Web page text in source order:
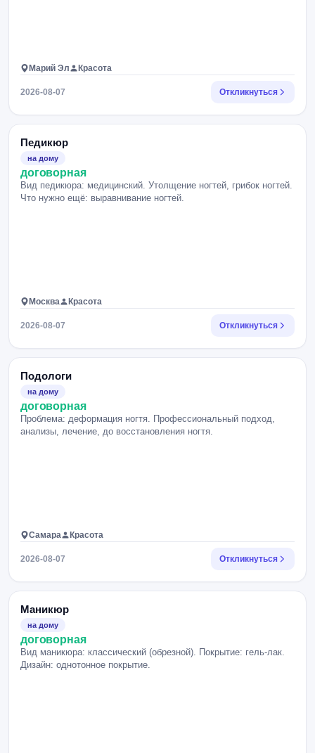
Марий Эл Красота
2026-08-07 Откликнуться
Педикюр
на дому
договорная
Вид педикюра: медицинский. Утолщение ногтей, грибок ногтей.
Что нужно ещё: выравнивание ногтей.
Москва Красота
2026-08-07 Откликнуться
Подологи
на дому
договорная
Проблема: деформация ногтя. Профессиональный подход,
анализы, лечение, до восстановления ногтя.
Самара Красота
2026-08-07 Откликнуться
Маникюр
на дому
договорная
Вид маникюра: классический (обрезной). Покрытие: гель-лак.
Дизайн: однотонное покрытие.